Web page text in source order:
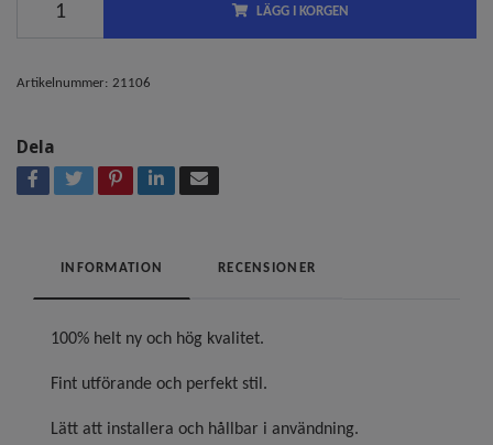
LÄGG I KORGEN
Artikelnummer: 21106
Dela
INFORMATION RECENSIONER
100% helt ny och hög kvalitet.
Fint utförande och perfekt stil.
Lätt att installera och hållbar i användning.